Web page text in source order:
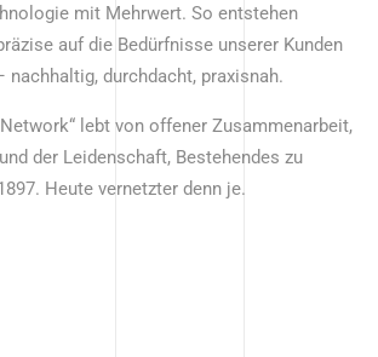
mit Mehrwert. So entstehen
auf die Bedürfnisse unserer Kunden
durchdacht, praxisnah.
lebt von offener Zusammenarbeit,
der Leidenschaft, Bestehendes zu
Heute vernetzter denn je.